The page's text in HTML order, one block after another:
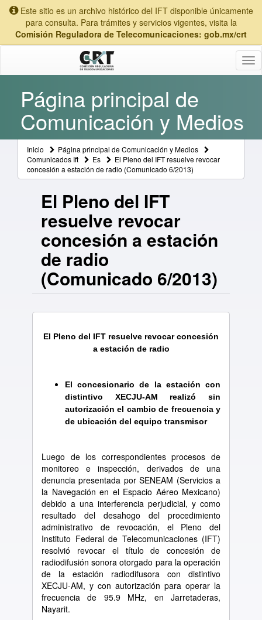
Este sitio es un archivo histórico del IFT disponible únicamente
para consulta. Para trámites y servicios vigentes, visita la
Comisión Reguladora de Telecomunicaciones: gob.mx/crt
Página principal de
Comunicación y Medios
Inicio
Página principal de Comunicación y Medios
Comunicados Ift
Es
El Pleno del IFT resuelve revocar
concesión a estación de radio (Comunicado 6/2013)
El Pleno del IFT
resuelve revocar
concesión a estación
de radio
(Comunicado 6/2013)
El Pleno del IFT resuelve revocar concesión
a estación de radio
El concesionario de la estación con
distintivo XECJU-AM realizó sin
autorización el cambio de frecuencia y
de ubicación del equipo transmisor
Luego de los correspondientes procesos de
monitoreo e inspección, derivados de una
denuncia presentada por SENEAM (Servicios a
la Navegación en el Espacio Aéreo Mexicano)
debido a una interferencia perjudicial, y como
resultado del desahogo del procedimiento
administrativo de revocación, el Pleno del
Instituto Federal de Telecomunicaciones (IFT)
resolvió revocar el título de concesión de
radiodifusión sonora otorgado para la operación
de la estación radiodifusora con distintivo
XECJU-AM, y con autorización para operar la
frecuencia de 95.9 MHz, en Jarretaderas,
Nayarit.